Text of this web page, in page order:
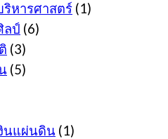
หารศาสตร์ (1)
ป์ (6)
(3)
(5)
นแผ่นดิน (1)